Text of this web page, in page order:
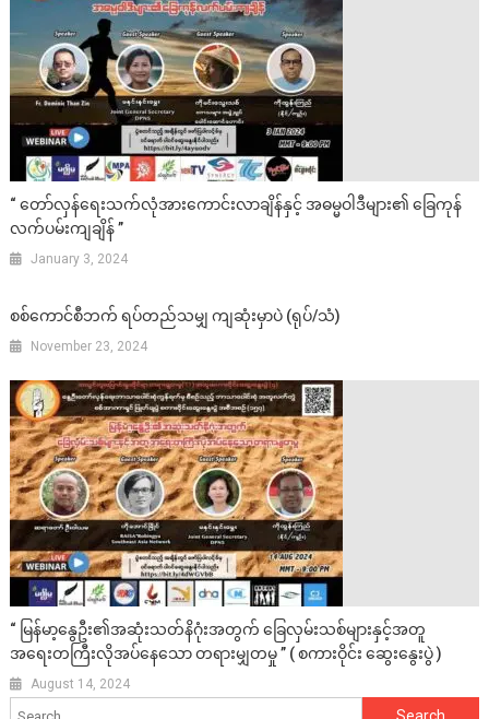
“ တော်လှန်ရေးသက်လုံအားကောင်းလာချိန်နှင့် အဓမ္မဝါဒီများ၏ ခြေကုန်
လက်ပမ်းကျချိန် ”
January 3, 2024
စစ်ကောင်စီဘက် ရပ်တည်သမျှ ကျဆုံးမှာပဲ (ရုပ်/သံ)
November 23, 2024
“ မြန်မာ့နွေဦး၏အဆုံးသတ်နိဂုံးအတွက် ခြေလှမ်းသစ်များနှင့်အတူ
အရေးတကြီးလိုအပ်နေသော တရားမျှတမှု ” ( စကားဝိုင်း ဆွေးနွေးပွဲ )
August 14, 2024
Search